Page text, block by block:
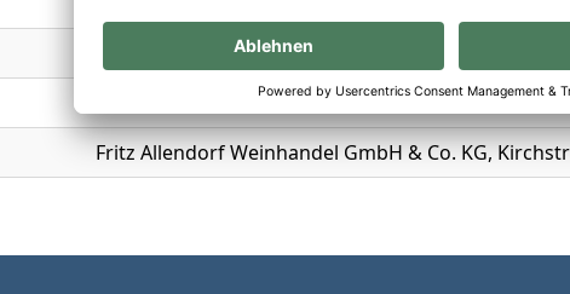
Deutsches Erzeugnis, Weinschorle
Fritz Allendorf Weinhandel GmbH & Co. KG,